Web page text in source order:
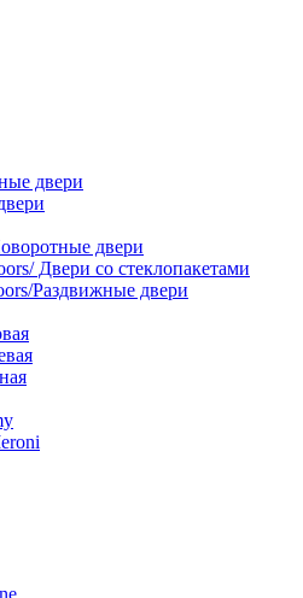
двери
двери
Двери со стеклопакетами
Раздвижные двери